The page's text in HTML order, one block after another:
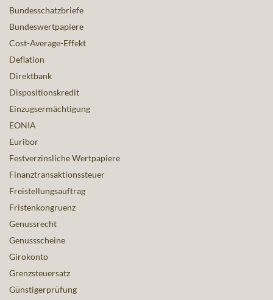
Bundesschatzbriefe
Bundeswertpapiere
Cost-Average-Effekt
Deflation
Direktbank
Dispositionskredit
Einzugsermächtigung
EONIA
Euribor
Festverzinsliche Wertpapiere
Finanztransaktionssteuer
Freistellungsauftrag
Fristenkongruenz
Genussrecht
Genussscheine
Girokonto
Grenzsteuersatz
Günstigerprüfung